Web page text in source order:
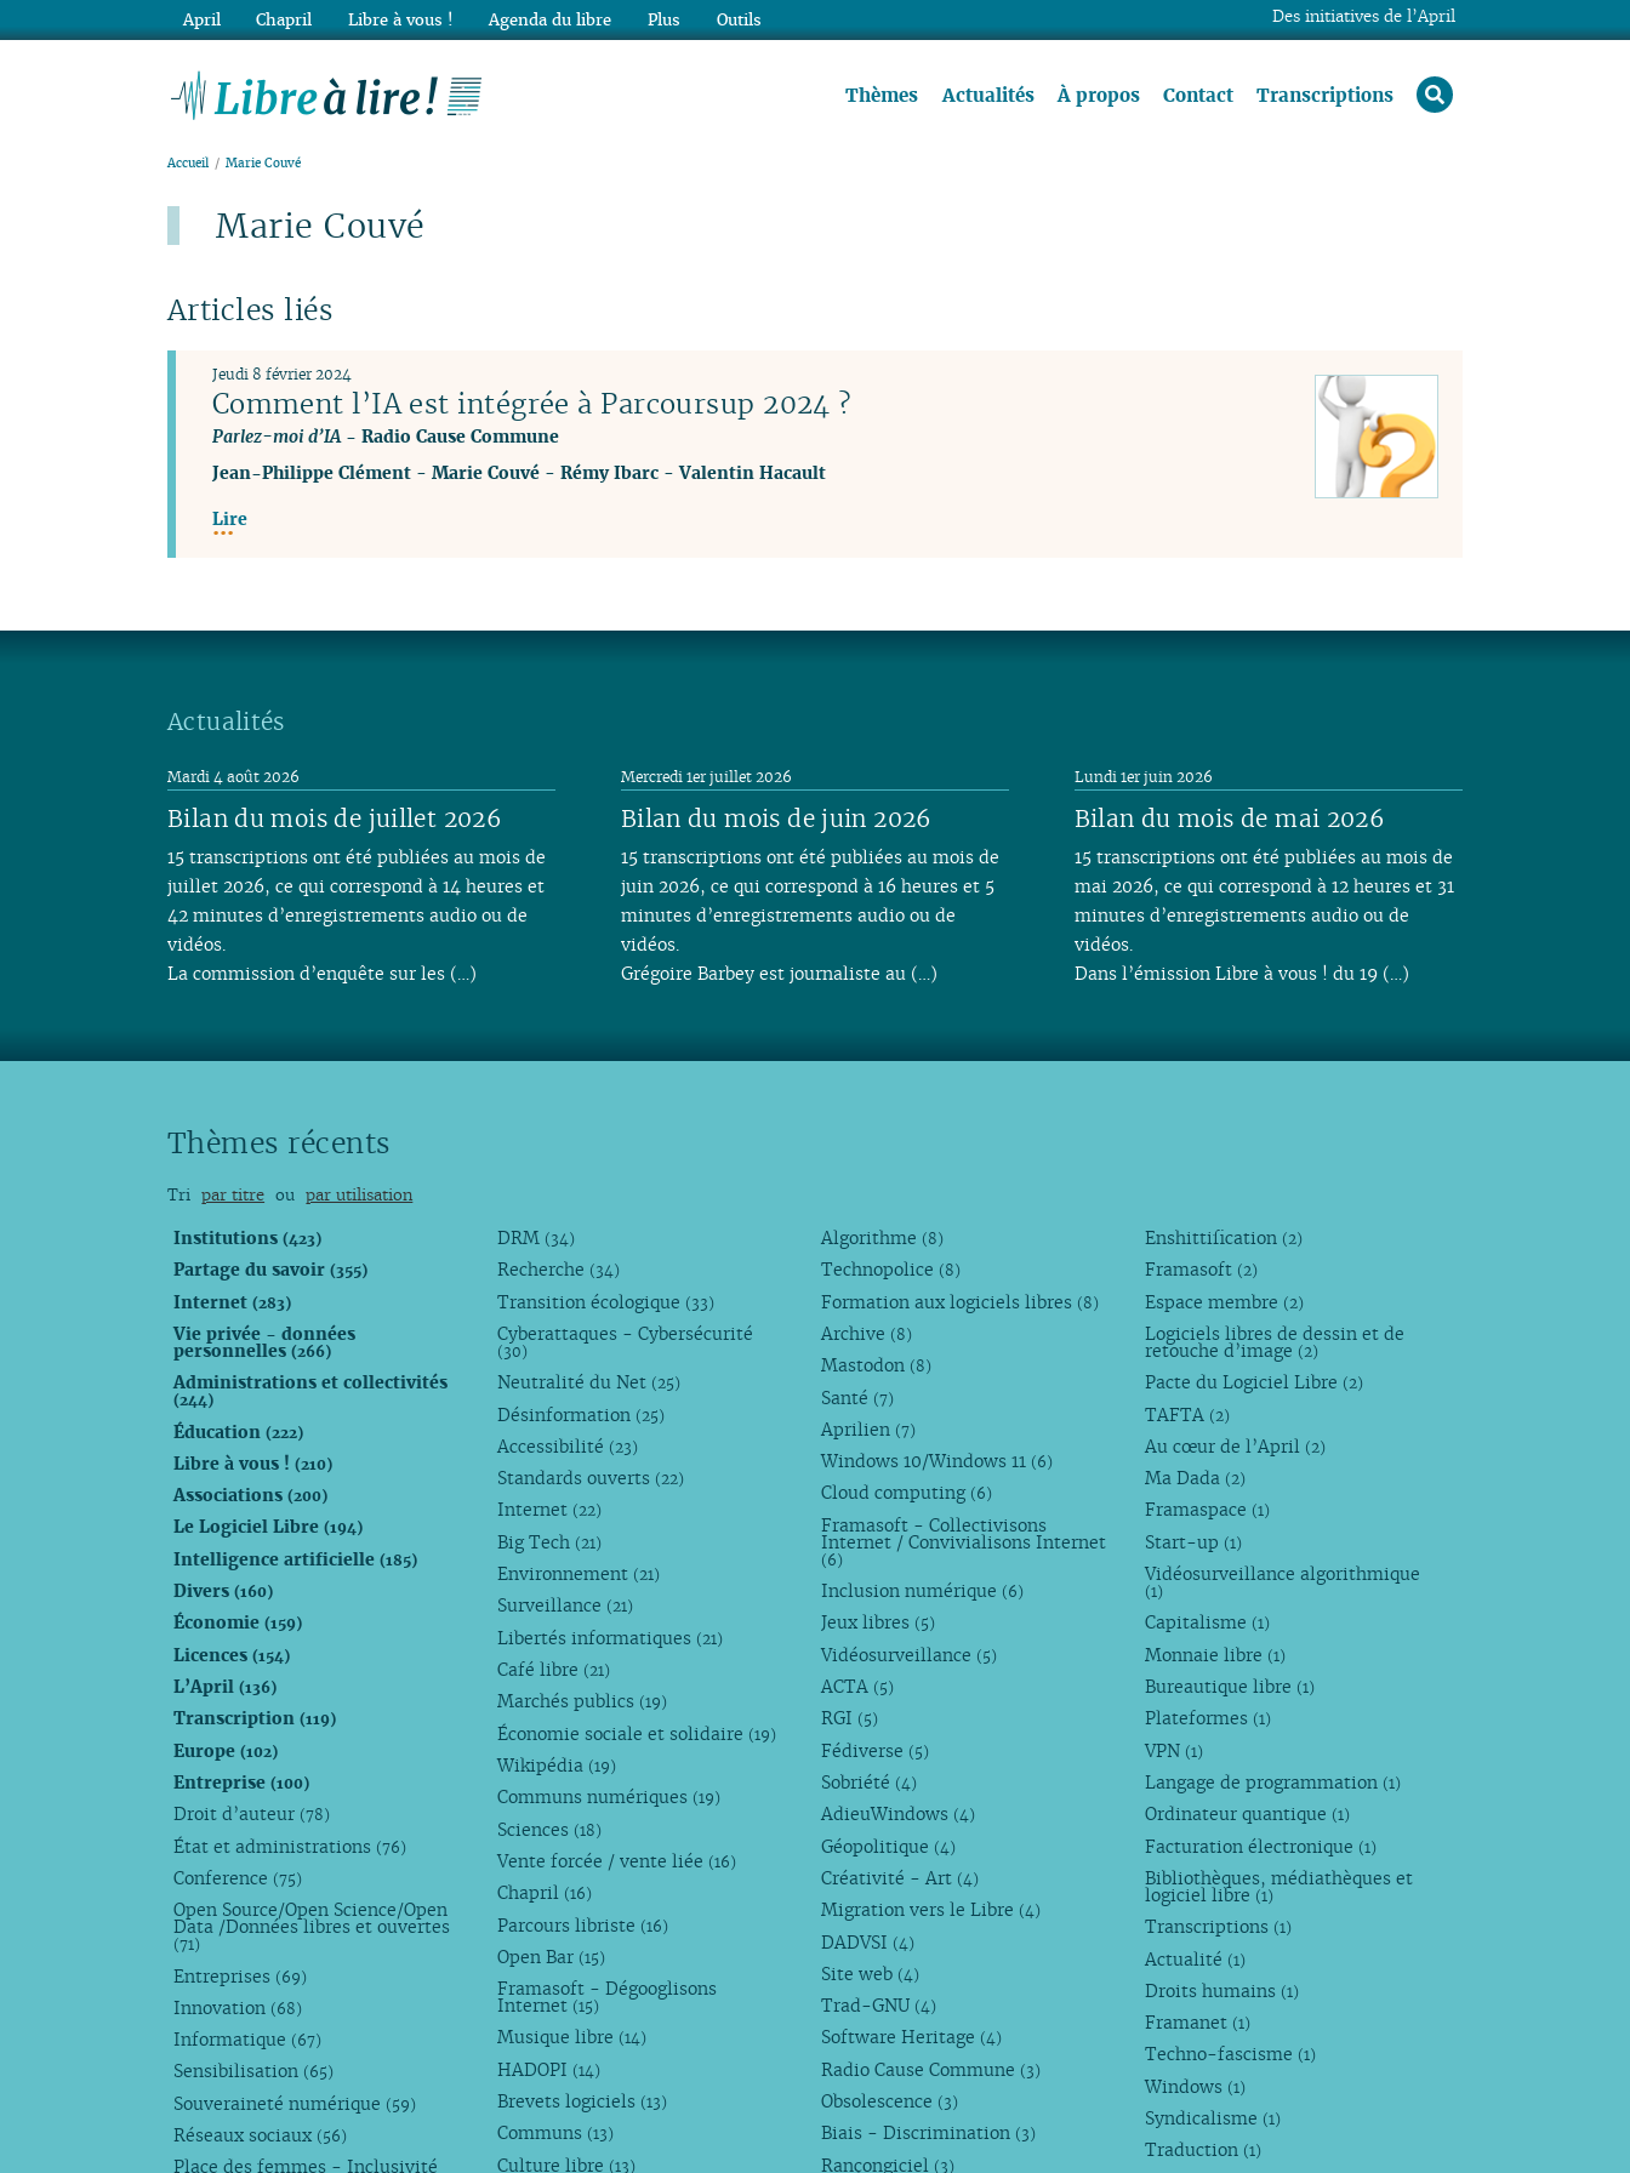
Thèmes Actualités À propos Contact Transcriptions rechercher
Accueil Marie Couvé
Marie Couvé
Articles liés
Comment l’IA est intégrée à Parcoursup 2024 ?
Parlez-moi d’IA- Radio Cause Commune
Jeudi 8 février 2024
Jean-Philippe Clément- Marie Couvé- Rémy Ibarc-Valentin Hacault
Lire
Actualités
Bilan du mois de juillet 2026
Mardi 4 août 2026
15 transcriptions ont été publiées au mois de
juillet 2026, ce qui correspond à 14 heures et
42 minutes d’enregistrements audio ou de
vidéos.
La commission d’enquête sur les (…)
Bilan du mois de juin 2026
Mercredi 1er juillet 2026
15 transcriptions ont été publiées au mois de
juin 2026, ce qui correspond à 16 heures et 5
minutes d’enregistrements audio ou de
vidéos.
Grégoire Barbey est journaliste au (…)
Bilan du mois de mai 2026
Lundi 1er juin 2026
15 transcriptions ont été publiées au mois de
mai 2026, ce qui correspond à 12 heures et 31
minutes d’enregistrements audio ou de
vidéos.
Dans l’émission Libre à vous ! du 19 (…)
Thèmes récents
Tri par titre ou par utilisation
Institutions(423)
Partage du savoir(355)
Internet(283)
Vie privée - données
personnelles(266)
Administrations et collectivités
(244)
Éducation(222)
Libre à vous !(210)
Associations(200)
Le Logiciel Libre(194)
Intelligence artificielle(185)
Divers(160)
Économie(159)
Licences(154)
L’April(136)
Transcription(119)
Europe(102)
Entreprise(100)
Droit d’auteur (78)
État et administrations (76)
Conference (75)
Open Source/Open Science/Open
Data /Données libres et ouvertes
(71)
Entreprises (69)
Innovation (68)
Informatique (67)
Sensibilisation (65)
Souveraineté numérique (59)
Réseaux sociaux (56)
Place des femmes - Inclusivité
DRM (34)
Recherche (34)
Transition écologique (33)
Cyberattaques - Cybersécurité
(30)
Neutralité du Net (25)
Désinformation (25)
Accessibilité (23)
Standards ouverts (22)
Internet (22)
Big Tech (21)
Environnement (21)
Surveillance (21)
Libertés informatiques (21)
Café libre (21)
Marchés publics (19)
Économie sociale et solidaire (19)
Wikipédia (19)
Communs numériques (19)
Sciences (18)
Vente forcée / vente liée (16)
Chapril (16)
Parcours libriste (16)
Open Bar (15)
Framasoft - Dégooglisons
Internet (15)
Musique libre (14)
HADOPI (14)
Brevets logiciels (13)
Communs (13)
Culture libre (13)
Algorithme (8)
Technopolice (8)
Formation aux logiciels libres (8)
Archive (8)
Mastodon (8)
Santé (7)
Aprilien (7)
Windows 10/Windows 11 (6)
Cloud computing (6)
Framasoft - Collectivisons
Internet / Convivialisons Internet
(6)
Inclusion numérique (6)
Jeux libres (5)
Vidéosurveillance (5)
ACTA (5)
RGI (5)
Fédiverse (5)
Sobriété (4)
AdieuWindows (4)
Géopolitique (4)
Créativité - Art (4)
Migration vers le Libre (4)
DADVSI (4)
Site web (4)
Trad-GNU (4)
Software Heritage (4)
Radio Cause Commune (3)
Obsolescence (3)
Biais - Discrimination (3)
Rançongiciel (3)
Enshittification (2)
Framasoft (2)
Espace membre (2)
Logiciels libres de dessin et de
retouche d’image (2)
Pacte du Logiciel Libre (2)
TAFTA (2)
Au cœur de l’April (2)
Ma Dada (2)
Framaspace (1)
Start-up (1)
Vidéosurveillance algorithmique
(1)
Capitalisme (1)
Monnaie libre (1)
Bureautique libre (1)
Plateformes (1)
VPN (1)
Langage de programmation (1)
Ordinateur quantique (1)
Facturation électronique (1)
Bibliothèques, médiathèques et
logiciel libre (1)
Transcriptions (1)
Actualité (1)
Droits humains (1)
Framanet (1)
Techno-fascisme (1)
Windows (1)
Syndicalisme (1)
Traduction (1)
Des initiatives de l’April
April Chapril Libre à vous ! Agenda du libre Plus Outils